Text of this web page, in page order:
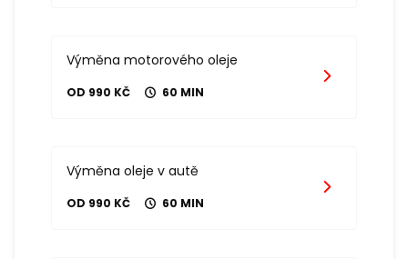
Výměna motorového oleje
OD 990 KČ 60 MIN
Výměna oleje v autě
OD 990 KČ 60 MIN